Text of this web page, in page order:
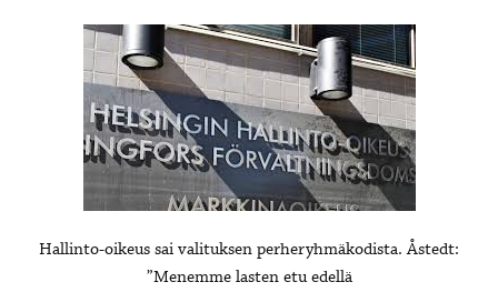
Hallinto-oikeus sai valituksen perheryhmäkodista. Åstedt:
”Menemme lasten etu edellä